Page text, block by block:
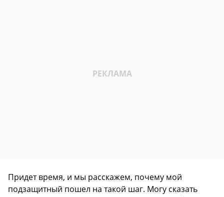
Придет время, и мы расскажем, почему мой
подзащитный пошел на такой шаг. Могу сказать